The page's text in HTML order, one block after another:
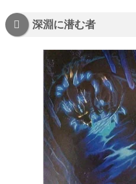
深淵に潜む者